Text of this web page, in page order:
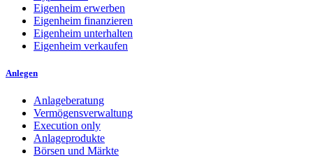
Eigenheim erwerben
Eigenheim finanzieren
Eigenheim unterhalten
Eigenheim verkaufen
Anlegen
Anlageberatung
Vermögensverwaltung
Execution only
Anlageprodukte
Börsen und Märkte